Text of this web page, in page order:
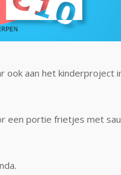
ook aan het kinderproject
een portie frietjes met